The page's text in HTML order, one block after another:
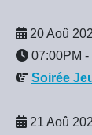
20 Aoû
07:00PM -
Soirée
21 Aoû